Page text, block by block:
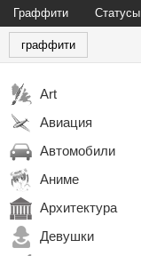
Граффити Статусы
граффити
Art
Авиация
Автомобили
Аниме
Архитектура
Девушки